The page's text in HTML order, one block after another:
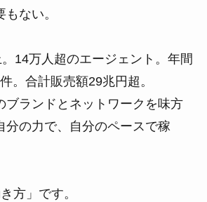
ない。
14万人超のエージェント。年間
。合計販売額29兆円超。
ブランドとネットワークを味方
分の力で、自分のペースで稼
方」です。